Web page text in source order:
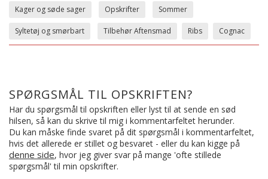
Kager og søde sager Opskrifter Sommer
Syltetøj og smørbart Tilbehør Aftensmad Ribs Cognac
SPØRGSMÅL TIL OPSKRIFTEN?
Har du spørgsmål til opskriften eller lyst til at sende en sød
hilsen, så kan du skrive til mig i kommentarfeltet herunder.
Du kan måske finde svaret på dit spørgsmål i kommentarfeltet,
hvis det allerede er stillet og besvaret - eller du kan kigge på
denne side, hvor jeg giver svar på mange 'ofte stillede
spørgsmål' til min opskrifter.